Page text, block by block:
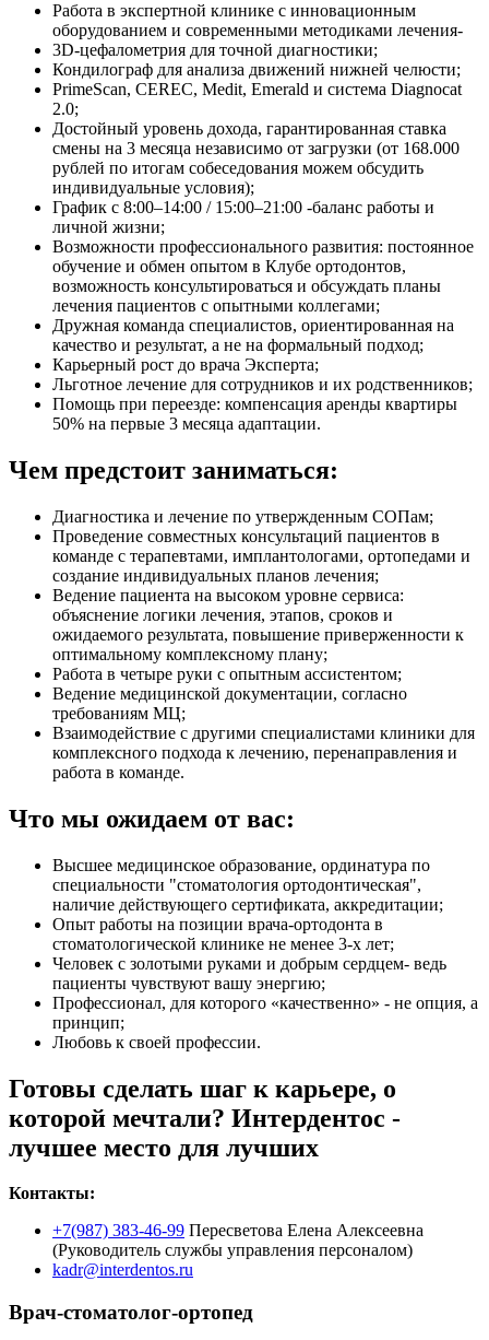
Работа в экспертной клинике с инновационным
оборудованием и современными методиками лечения-
3D-цефалометрия для точной диагностики;
Кондилограф для анализа движений нижней челюсти;
PrimeScan, CEREC, Medit, Emerald и система Diagnocat
2.0;
Достойный уровень дохода, гарантированная ставка
смены на 3 месяца независимо от загрузки (от 168.000
рублей по итогам собеседования можем обсудить
индивидуальные условия);
График с 8:00–14:00 / 15:00–21:00 -баланс работы и
личной жизни;
Возможности профессионального развития: постоянное
обучение и обмен опытом в Клубе ортодонтов,
возможность консультироваться и обсуждать планы
лечения пациентов с опытными коллегами;
Дружная команда специалистов, ориентированная на
качество и результат, а не на формальный подход;
Карьерный рост до врача Эксперта;
Льготное лечение для сотрудников и их родственников;
Помощь при переезде: компенсация аренды квартиры
50% на первые 3 месяца адаптации.
Чем предстоит заниматься:
Диагностика и лечение по утвержденным СОПам;
Проведение совместных консультаций пациентов в
команде с терапевтами, имплантологами, ортопедами и
создание индивидуальных планов лечения;
Ведение пациента на высоком уровне сервиса:
объяснение логики лечения, этапов, сроков и
ожидаемого результата, повышение приверженности к
оптимальному комплексному плану;
Работа в четыре руки с опытным ассистентом;
Ведение медицинской документации, согласно
требованиям МЦ;
Взаимодействие с другими специалистами клиники для
комплексного подхода к лечению, перенаправления и
работа в команде.
Что мы ожидаем от вас:
Высшее медицинское образование, ординатура по
специальности "стоматология ортодонтическая",
наличие действующего сертификата, аккредитации;
Опыт работы на позиции врача-ортодонта в
стоматологической клинике не менее 3-х лет;
Человек с золотыми руками и добрым сердцем- ведь
пациенты чувствуют вашу энергию;
Профессионал, для которого «качественно» - не опция, а
принцип;
Любовь к своей профессии.
Готовы сделать шаг к карьере, о
которой мечтали? Интердентос -
лучшее место для лучших
Контакты:
+7(987) 383-46-99 Пересветова Елена Алексеевна
(Руководитель службы управления персоналом)
kadr@interdentos.ru
Врач-стоматолог-ортопед